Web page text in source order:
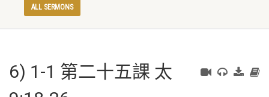
ALL SERMONS
6) 1-1 第二十五課 太